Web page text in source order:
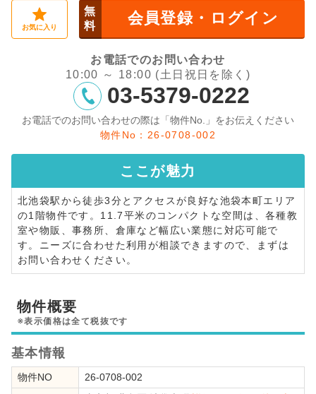
お気に入り
無
料
会員登録・ログイン
お電話でのお問い合わせ
10:00 ～ 18:00 (土日祝日を除く)
03-5379-0222
お電話でのお問い合わせの際は「物件No.」をお伝えください
物件No：26-0708-002
ここが魅力
北池袋駅から徒歩3分とアクセスが良好な池袋本町エリア
の1階物件です。11.7平米のコンパクトな空間は、各種教
室や物販、事務所、倉庫など幅広い業態に対応可能で
す。ニーズに合わせた利用が相談できますので、まずは
お問い合わせください。
物件概要
※表示価格は全て税抜です
基本情報
物件NO 26-0708-002